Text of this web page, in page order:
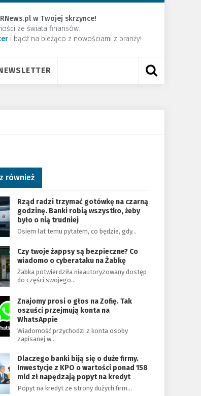
w Twojej skrzynce!
ze świata finansów.
​i bądź na bieżąco z nowościami z branży!
również
Rząd radzi trzymać gotówkę na czarną
godzinę. Banki robią wszystko, żeby
było o nią trudniej
Osiem lat temu pytałem, co będzie, gdy…
Czy twoje żappsy są bezpieczne? Co
wiadomo o cyberataku na Żabkę
Żabka potwierdziła nieautoryzowany dostęp
do części swojego…
Znajomy prosi o głos na Zofię. Tak
oszuści przejmują konta na
WhatsAppie
Wiadomość przychodzi z konta osoby
zapisanej w…
Dlaczego banki biją się o duże firmy.
Inwestycje z KPO o wartości ponad 158
mld zł napędzają popyt na kredyt
Popyt na kredyt ze strony dużych firm…